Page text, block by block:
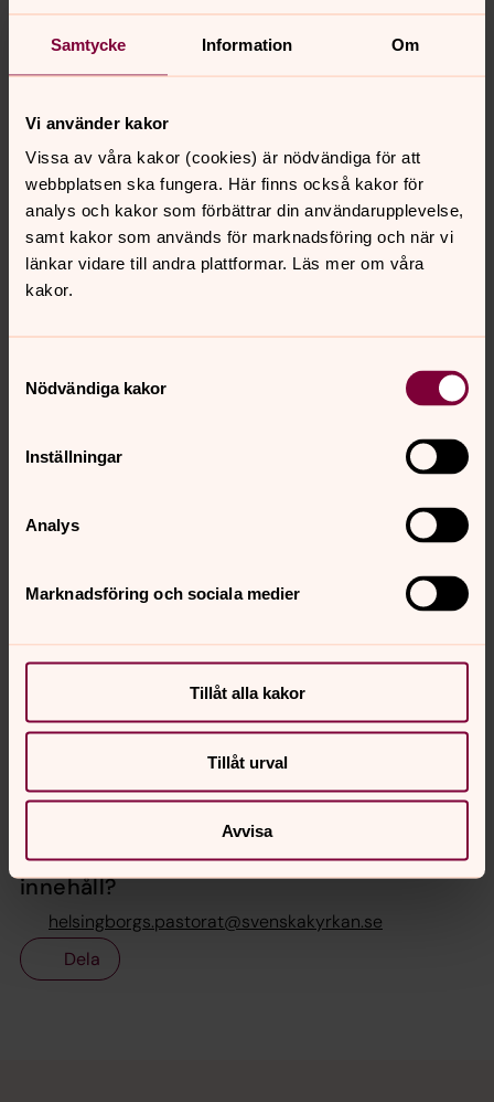
Samtycke Information Om
Vi använder kakor
Vissa av våra kakor (cookies) är nödvändiga för att
webbplatsen ska fungera. Här finns också kakor för
analys och kakor som förbättrar din användarupplevelse,
samt kakor som används för marknadsföring och när vi
länkar vidare till andra plattformar. Läs mer om våra
kakor.
Nödvändiga kakor
Inställningar
Analys
Marknadsföring och sociala medier
Tillåt alla kakor
Tillåt urval
Avvisa
Kontakta oss
Här hittar du kontaktuppgifter till olika funktioner och
Församlingsexpeditionerna
För frågor som rör församlingarnas aktiviteter samt om
man vill hyra någon av församlingarnas lokaler.
Jourhavande präst
Du kan få akut samtals- och krisstöd kvällar och nätter kl
kan också chatta med eller skriva ett digitalt brev till en
Om du inte vet vilken församling du tillhör
hittar du den enkelt genom att söka på
din adress. Du kan också söka på enbart
ort eller postnummer för att hitta
församlingar i ett visst område.
Senast ändrad 28 april 2025
Synpunkter eller frågor på sidans
innehåll?
helsingborgs.pastorat@svenskakyrkan.se
Dela